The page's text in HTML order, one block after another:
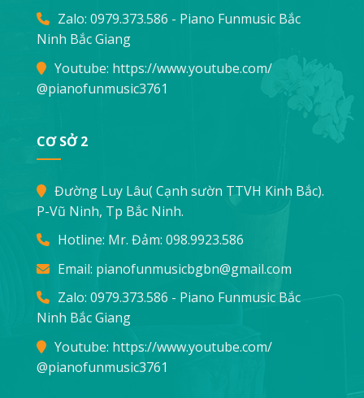
Zalo: 0979.373.586 - Piano Funmusic Bắc
Ninh Bắc Giang
Youtube: https://www.youtube.com/
@pianofunmusic3761
CƠ SỞ 2
Đường Luy Lâu( Cạnh sườn TTVH Kinh Bắc).
P-Vũ Ninh, Tp Bắc Ninh.
Hotline: Mr. Đảm: 098.9923.586
Email: pianofunmusicbgbn@gmail.com
Zalo: 0979.373.586 - Piano Funmusic Bắc
Ninh Bắc Giang
Youtube: https://www.youtube.com/
@pianofunmusic3761